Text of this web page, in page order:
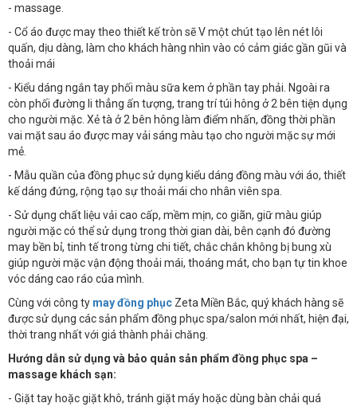
- massage.
- Cổ áo được may theo thiết kế tròn sẽ V một chút tạo lên nét lôi
quấn, dịu dàng, làm cho khách hàng nhìn vào có cảm giác gần gũi và
thoải mái
- Kiểu dáng ngắn tay phối màu sữa kem ở phần tay phải. Ngoài ra
còn phối đường li thẳng ấn tượng, trang trí túi hông ở 2 bên tiện dụng
cho người mặc. Xẻ tà ở 2 bên hông làm điểm nhấn, đồng thời phần
vai mặt sau áo được may vải sáng màu tạo cho người mặc sự mới
mẻ.
- Mẫu quần của đồng phục sử dụng kiểu dáng đồng màu với áo, thiết
kế dáng đứng, rộng tạo sự thoải mái cho nhân viên spa.
- Sử dụng chất liệu vải cao cấp, mềm mịn, co giãn, giữ màu giúp
người mặc có thể sử dụng trong thời gian dài, bên cạnh đó đường
may bền bỉ, tinh tế trong từng chi tiết, chắc chắn không bị bung xù
giúp người mặc vận động thoải mái, thoáng mát, cho bạn tự tin khoe
vóc dáng cao ráo của mình.
Cùng với công ty may đồng phục Zeta Miền Bắc, quý khách hàng sẽ
được sử dụng các sản phẩm đồng phục spa/salon mới nhất, hiện đại,
thời trang nhất với giá thành phải chăng.
Hướng dẫn sử dụng và bảo quản sản phẩm đồng phục spa –
massage khách sạn:
- Giặt tay hoặc giặt khô, tránh giặt máy hoặc dùng bàn chải quá